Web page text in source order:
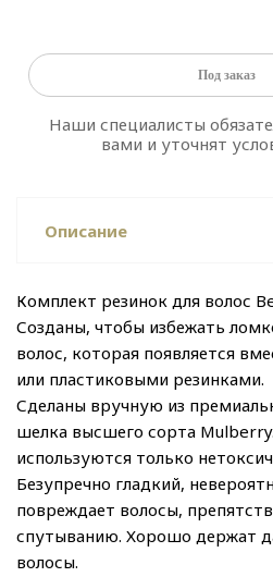
Под заказ
Наши специалисты
вами и уточнят
Описание
Комплект резинок для волос
Созданы, чтобы избежать
волос, которая появляется
или пластиковыми резинками.
Сделаны вручную из
шелка высшего сорта
используются только
Безупречно гладкий,
повреждает волосы,
спутыванию. Хорошо держат
волосы.